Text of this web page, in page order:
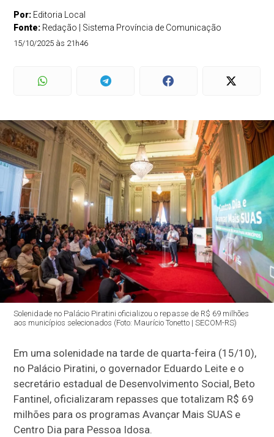
Por: Editoria Local
Fonte: Redação | Sistema Província de Comunicação
15/10/2025 às 21h46
Solenidade no Palácio Piratini oficializou o repasse de R$ 69 milhões
aos municípios selecionados (Foto: Maurício Tonetto | SECOM-RS)
Em uma solenidade na tarde de quarta-feira (15/10),
no Palácio Piratini, o governador Eduardo Leite e o
secretário estadual de Desenvolvimento Social, Beto
Fantinel, oficializaram repasses que totalizam R$ 69
milhões para os programas Avançar Mais SUAS e
Centro Dia para Pessoa Idosa.